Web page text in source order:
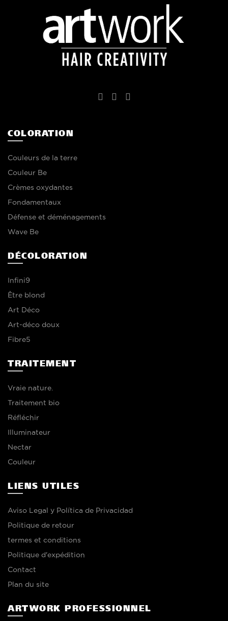
COLORATION
Couleurs de la terre
Couleur Be
Crèmes oxydantes
Fondamentaux
Défense et déménagements
Wave Be
DÉCOLORATION
Infini9
Être blond
Art Déco
Art-déco doux
Fibre5
TRAITEMENT
Vraie nature.
Traitement bio
Réfléchir
Illuminateur
Nectar
Couleur
LIENS UTILES
Aviso Legal y Política de Privacidad
Politique de retour
termes et conditions
Politique d'expédition
Contact
Plan du site
ARTWORK PROFESSIONNEL